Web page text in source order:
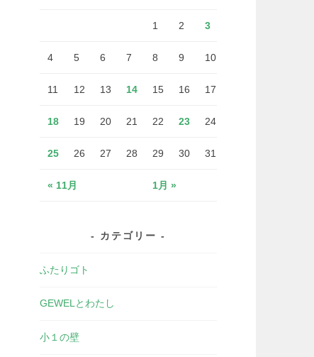
« 11月 1月 »
1 2 3
4 5 6 7 8 9 10
11 12 13 14 15 16 17
18 19 20 21 22 23 24
25 26 27 28 29 30 31
カテゴリー
ふたりゴト
GEWELとわたし
小１の壁